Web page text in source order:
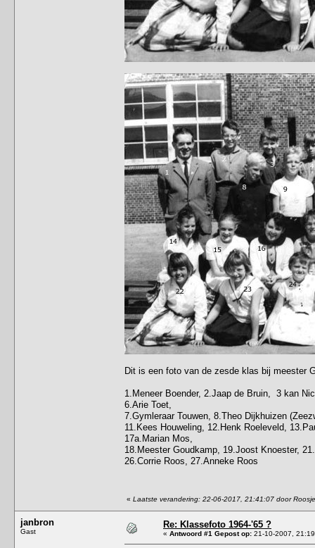
Dit is een foto van de zesde klas bij meester
1.Meneer Boender, 2.Jaap de Bruin, 3 kan
6.Arie Toet,
7.Gymleraar Touwen, 8.Theo Dijkhuizen
11.Kees Houweling, 12.Henk Roeleveld,
17a.Marian Mos,
18.Meester Goudkamp, 19.Joost Knoester,
26.Corrie Roos, 27.Anneke Roos
« Laatste verandering: 22-06-2017, 21:41:07 door Roosje
janbron
Gast
Re: Klassefoto 1964-'65 ?
« Antwoord #1 Gepost op: 21-10-2007,